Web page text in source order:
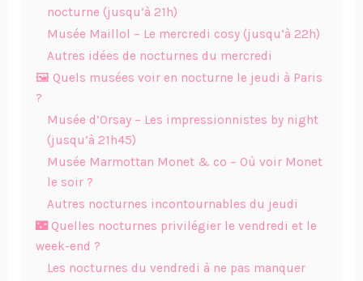
nocturne (jusqu’à 21h)
Musée Maillol – Le mercredi cosy (jusqu’à 22h)
Autres idées de nocturnes du mercredi
🖼 Quels musées voir en nocturne le jeudi à Paris
?
Musée d’Orsay – Les impressionnistes by night
(jusqu’à 21h45)
Musée Marmottan Monet & co – Où voir Monet
le soir ?
Autres nocturnes incontournables du jeudi
🌃 Quelles nocturnes privilégier le vendredi et le
week-end ?
Les nocturnes du vendredi à ne pas manquer